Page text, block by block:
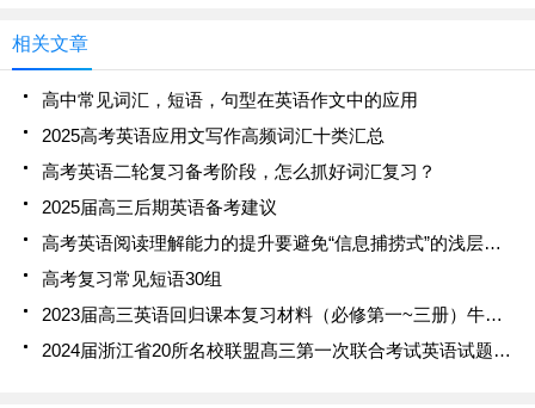
相关文章
高中常见词汇，短语，句型在英语作文中的应用
2025高考英语应用文写作高频词汇十类汇总
高考英语二轮复习备考阶段，怎么抓好词汇复习？
2025届高三后期英语备考建议
高考英语阅读理解能力的提升要避免“信息捕捞式”的浅层次刷题
高考复习常见短语30组
2023届高三英语回归课本复习材料（必修第一~三册）牛津译林版
2024届浙江省20所名校联盟髙三第一次联合考试英语试题解析